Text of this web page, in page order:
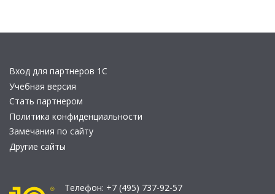
Вход для партнеров 1С
Учебная версия
Стать партнером
Политика конфиденциальности
Замечания по сайту
Другие сайты
Телефон: +7 (495) 737-92-57